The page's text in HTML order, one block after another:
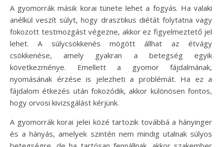
A gyomorrák másik korai tünete lehet a fogyás. Ha valaki
anélkül veszít súlyt, hogy drasztikus diétát folytatna vagy
fokozott testmozgást végezne, akkor ez figyelmeztető jel
lehet. A súlycsökkenés mögött állhat az étvágy
csökkenése, amely gyakran a betegség egyik
következménye. Emellett a gyomor fájdalmának,
nyomásának érzése is jelezheti a problémát. Ha ez a
fájdalom étkezés után fokozódik, akkor különösen fontos,
hogy orvosi kivizsgálást kérjünk.
A gyomorrák korai jelei közé tartozik továbbá a hányinger
és a hányás, amelyek szintén nem mindig utalnak súlyos